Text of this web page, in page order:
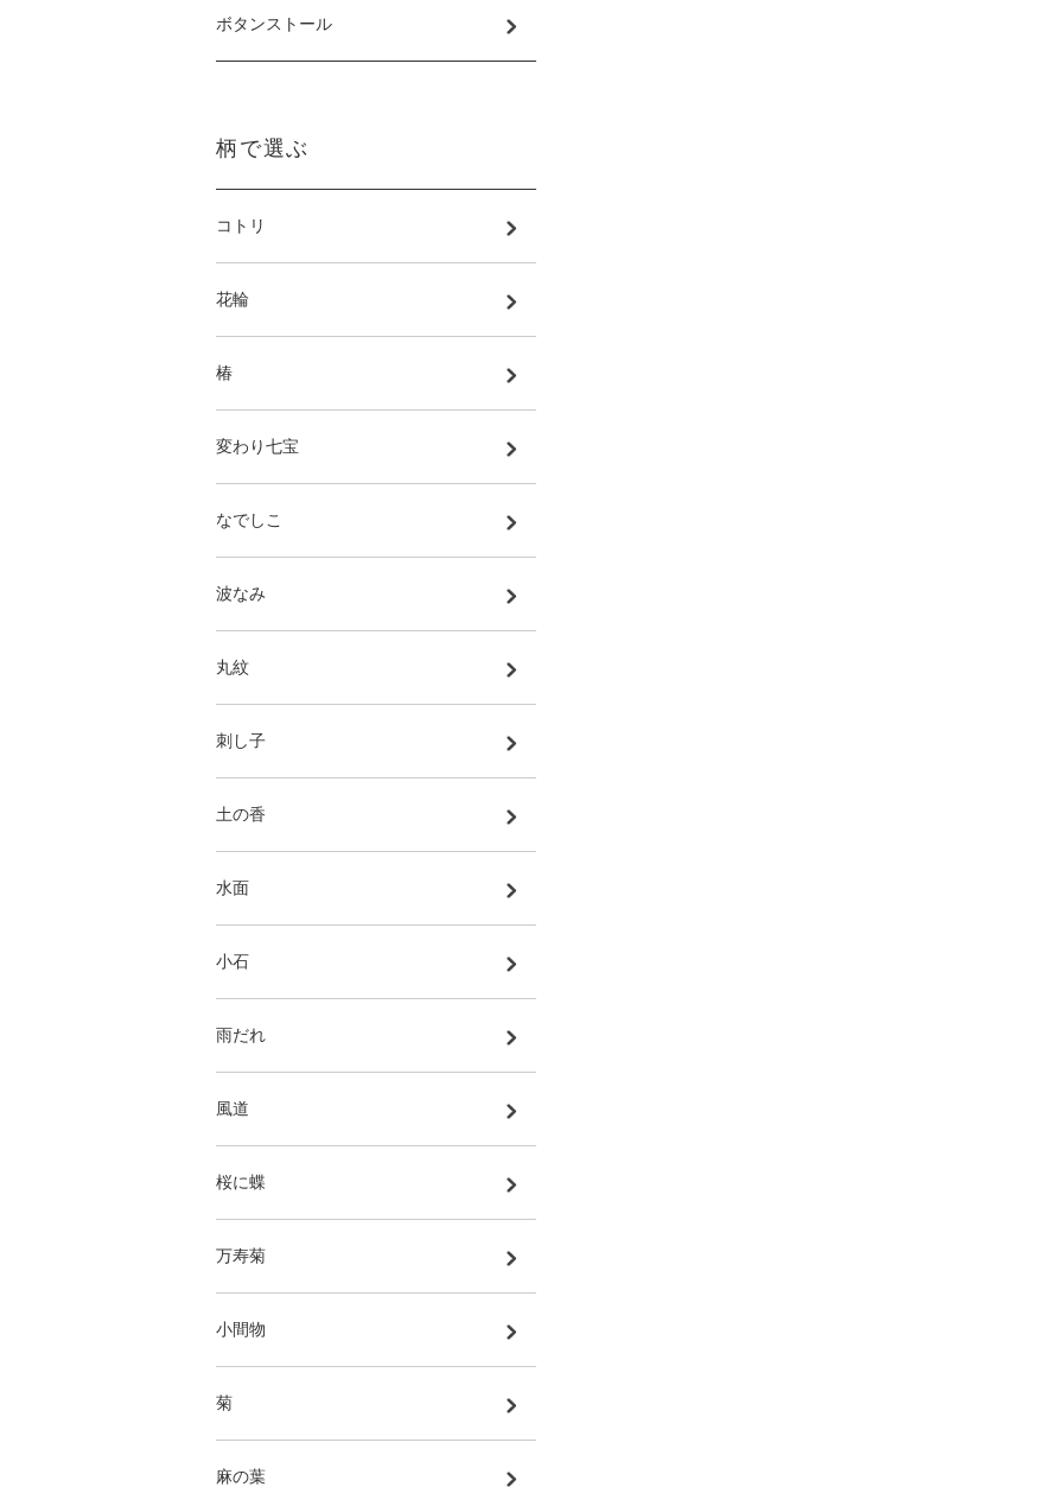
ボタンストール
柄で選ぶ
コトリ
花輪
椿
変わり七宝
なでしこ
波なみ
丸紋
刺し子
土の香
水面
小石
雨だれ
風道
桜に蝶
万寿菊
小間物
菊
麻の葉